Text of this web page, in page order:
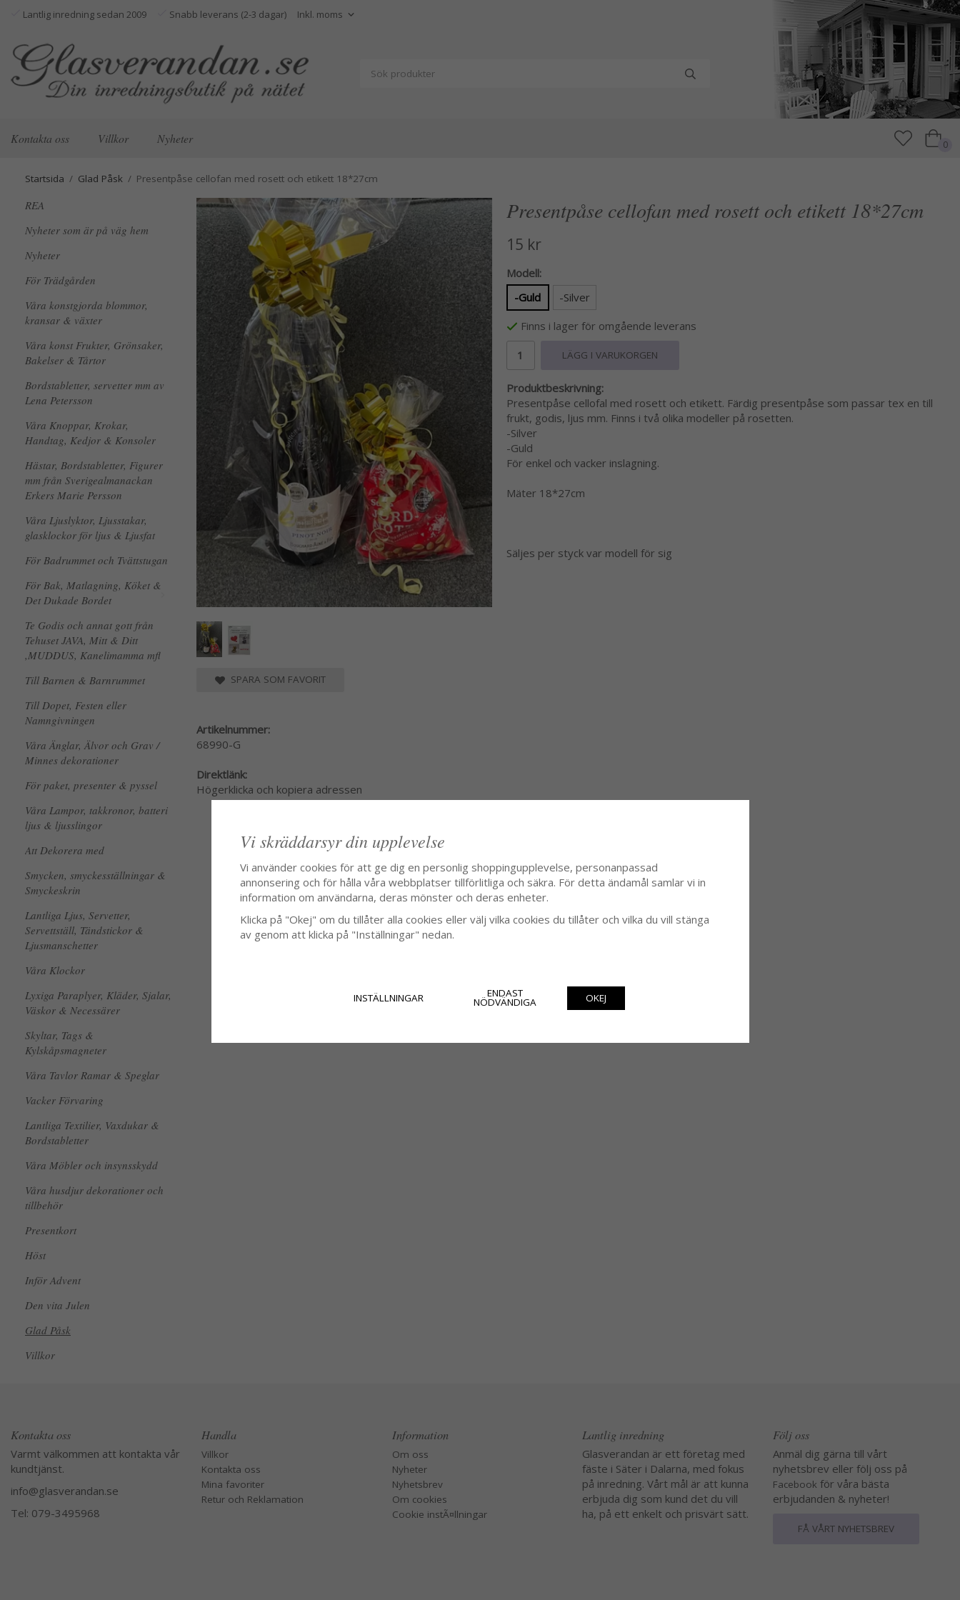
Lantlig inredning sedan 2009 Snabb leverans (2-3 dagar)
Kontakta oss Villkor Nyheter 0
Startsida / Glad Påsk / Presentpåse cellofan med rosett och etikett 18*27cm
REA
Nyheter som är på väg hem
Nyheter
För Trädgården
Våra konstgjorda blommor,
kransar & växter
Våra konst Frukter, Grönsaker,
Bakelser & Tårtor
Bordstabletter, servetter mm av
Lena Petersson
Våra Knoppar, Krokar,
Handtag, Kedjor & Konsoler
Hästar, Bordstabletter, Figurer
mm från Sverigealmanackan
Erkers Marie Persson
Våra Ljuslyktor, Ljusstakar,
glasklockor för ljus & Ljusfat
För Badrummet och Tvättstugan
För Bak, Matlagning, Köket &
Det Dukade Bordet
Te Godis och annat gott från
Tehuset JAVA, Mitt & Ditt
,MUDDUS, Kanelimamma mfl
Till Barnen & Barnrummet
Till Dopet, Festen eller
Namngivningen
Våra Änglar, Älvor och Grav /
Minnes dekorationer
För paket, presenter & pyssel
Våra Lampor, takkronor, batteri
ljus & ljusslingor
Att Dekorera med
Smycken, smyckesställningar &
Smyckeskrin
Lantliga Ljus, Servetter,
Servettställ, Tändstickor &
Ljusmanschetter
Våra Klockor
Lyxiga Paraplyer, Kläder, Sjalar,
Väskor & Necessärer
Skyltar, Tags &
Kylskåpsmagneter
Våra Tavlor Ramar & Speglar
Vacker Förvaring
Lantliga Textilier, Vaxdukar &
Bordstabletter
Våra Möbler och insynsskydd
Våra husdjur dekorationer och
tillbehör
Presentkort
Höst
Inför Advent
Den vita Julen
Glad Påsk
Villkor
Presentpåse cellofan med rosett och etikett 18*27cm
15 kr
Modell:
-Guld
-Silver
Finns i lager för omgående leverans
LÄGG I VARUKORGEN
Produktbeskrivning:
Presentpåse cellofal med rosett och etikett. Färdig presentpåse som passar tex en till
frukt, godis, ljus mm. Finns i två olika modeller på rosetten.
-Silver
-Guld
För enkel och vacker inslagning.
Mäter 18*27cm
Säljes per styck var modell för sig
SPARA SOM FAVORIT
Artikelnummer:
68990-G
Direktlänk:
Högerklicka och kopiera adressen
Kontakta oss
Varmt välkommen att kontakta vår
kundtjänst.
info@glasverandan.se
Tel: 079-3495968
Handla
Villkor
Kontakta oss
Mina favoriter
Retur och Reklamation
Information
Om oss
Nyheter
Nyhetsbrev
Om cookies
Cookie instÃ¤llningar
Lantlig inredning
Glasverandan är ett företag med
fäste i Säter i Dalarna, med fokus
på inredning. Vårt mål är att kunna
erbjuda dig som kund det du vill
ha, på ett enkelt och prisvärt sätt.
Följ oss
Anmäl dig gärna till vårt
nyhetsbrev eller följ oss på
Facebook för våra bästa
erbjudanden & nyheter!
FÅ VÅRT NYHETSBREV
Vi skräddarsyr din upplevelse
Vi använder cookies för att ge dig en personlig shoppingupplevelse, personanpassad
annonsering och för hålla våra webbplatser tillförlitliga och säkra. För detta ändamål samlar vi in
information om användarna, deras mönster och deras enheter.
Klicka på "Okej" om du tillåter alla cookies eller välj vilka cookies du tillåter och vilka du vill stänga
av genom att klicka på "Inställningar" nedan.
INSTÄLLNINGAR ENDAST
NÖDVÄNDIGA OKEJ